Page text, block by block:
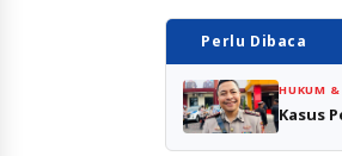
Perlu Dibaca
HUKUM
Kasus